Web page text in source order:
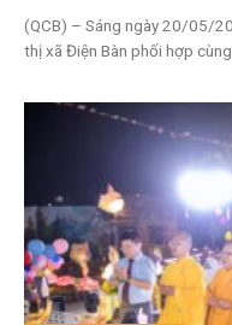
(QCB) – Sáng ngày 20/05/
thị xã Điện Bàn phối hợp